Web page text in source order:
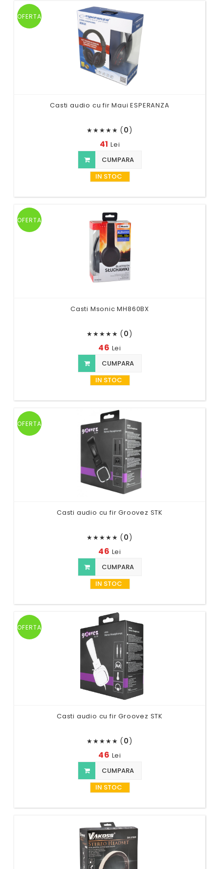
OFERTA
Casti audio cu fir Maui ESPERANZA
★★★★★ (0)
41 Lei
CUMPARA
IN STOC
OFERTA
Casti Msonic MH860BX
★★★★★ (0)
46 Lei
CUMPARA
IN STOC
OFERTA
Casti audio cu fir Groovez STK
★★★★★ (0)
46 Lei
CUMPARA
IN STOC
OFERTA
Casti audio cu fir Groovez STK
★★★★★ (0)
46 Lei
CUMPARA
IN STOC